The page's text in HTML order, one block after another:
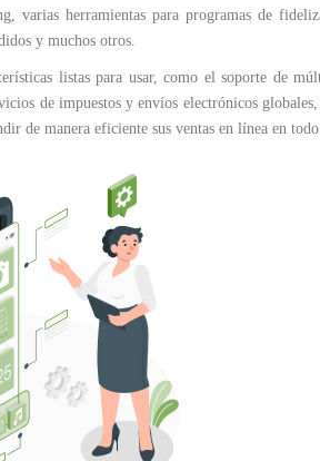
varias herramientas para programas de
y muchos otros.
listas para usar, como el soporte de
de impuestos y envíos electrónicos
de manera eficiente sus ventas en línea en